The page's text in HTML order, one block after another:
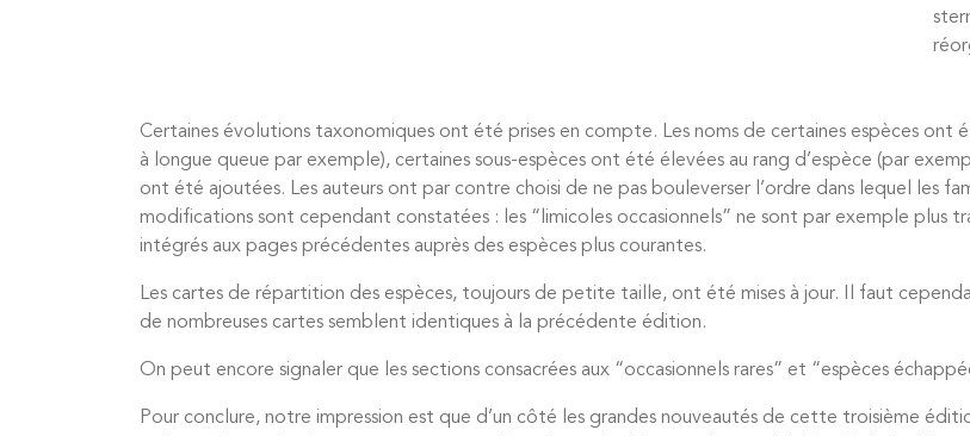
Certaines évolutions taxonomiques ont été prises en compte. Les noms de certaines espèces ont
à longue queue par exemple), certaines sous-espèces ont été élevées au rang d’espèce (par
ont été ajoutées. Les auteurs ont par contre choisi de ne pas bouleverser l’ordre dans lequel les
modifications sont cependant constatées : les “limicoles occasionnels” ne sont par exemple plus
intégrés aux pages précédentes auprès des espèces plus courantes.
Les cartes de répartition des espèces, toujours de petite taille, ont été mises à jour. Il faut
de nombreuses cartes semblent identiques à la précédente édition.
On peut encore signaler que les sections consacrées aux “occasionnels rares” et “espèces
Pour conclure, notre impression est que d’un côté les grandes nouveautés de cette troisième